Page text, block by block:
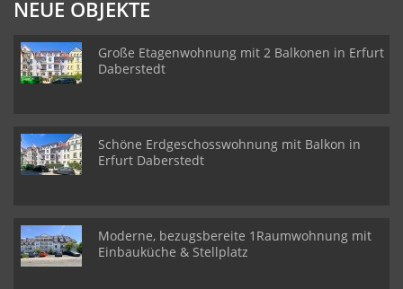
NEUE OBJEKTE
Große Etagenwohnung mit 2 Balkonen in Erfurt
Daberstedt
Schöne Erdgeschosswohnung mit Balkon in
Erfurt Daberstedt
Moderne, bezugsbereite 1Raumwohnung mit
Einbauküche & Stellplatz